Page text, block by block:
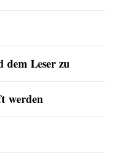
dem Leser zu
werden